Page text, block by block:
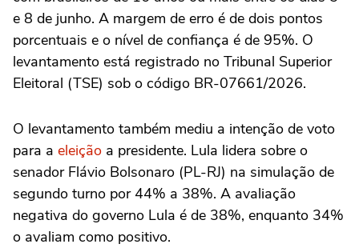
e 8 de junho. A margem de erro é de dois pontos
porcentuais e o nível de confiança é de 95%. O
levantamento está registrado no Tribunal Superior
Eleitoral (TSE) sob o código BR-07661/2026.
O levantamento também mediu a intenção de voto
para a eleição a presidente. Lula lidera sobre o
senador Flávio Bolsonaro (PL-RJ) na simulação de
segundo turno por 44% a 38%. A avaliação
negativa do governo Lula é de 38%, enquanto 34%
o avaliam como positivo.